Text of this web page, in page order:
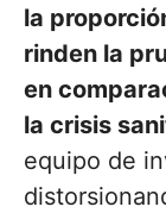
la
rinden la
en
la crisis
equipo de